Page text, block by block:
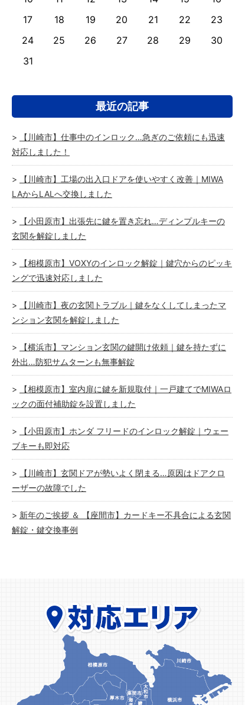
17
18 19 20 21 22
23
24
25 26 27 28 29
30
31
最近の記事
【川崎市】仕事中のインロック…急ぎのご依頼にも迅速
対応しました！
【川崎市】工場の出入口ドアを使いやすく改善｜MIWA
LAからLALへ交換しました
【小田原市】出張先に鍵を置き忘れ…ディンプルキーの
玄関を解錠しました
【相模原市】VOXYのインロック解錠｜鍵穴からのピッキ
ングで迅速対応しました
【川崎市】夜の玄関トラブル｜鍵をなくしてしまったマ
ンション玄関を解錠しました
【横浜市】マンション玄関の鍵開け依頼｜鍵を持たずに
外出…防犯サムターンも無事解錠
【相模原市】室内扉に鍵を新規取付｜一戸建てでMIWAロ
ックの面付補助錠を設置しました
【小田原市】ホンダ フリードのインロック解錠｜ウェー
ブキーも即対応
【川崎市】玄関ドアが勢いよく閉まる…原因はドアクロ
ーザーの故障でした
新年のご挨拶 ＆ 【座間市】カードキー不具合による玄関
解錠・鍵交換事例